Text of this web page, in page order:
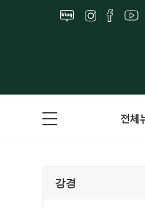
전체